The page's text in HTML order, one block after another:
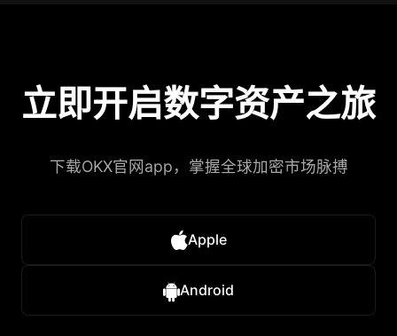
立即开启数字资产之旅
下载OKX官网app，掌握全球加密市场脉搏
Apple
Android